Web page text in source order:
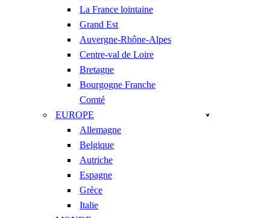
La France lointaine
Grand Est
Auvergne-Rhône-Alpes
Centre-val de Loire
Bretagne
Bourgogne Franche
Comté
EUROPE
Allemagne
Belgique
Autriche
Espagne
Grèce
Italie